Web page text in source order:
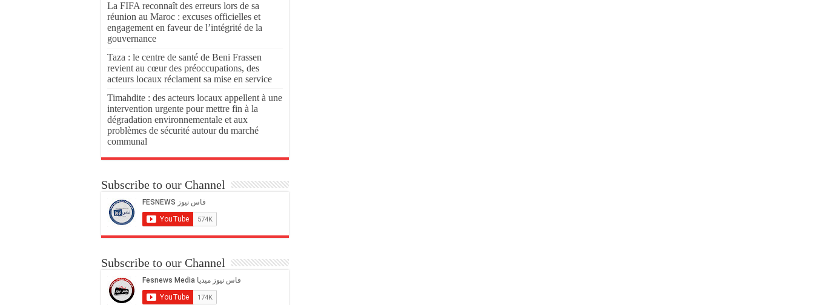
La FIFA reconnaît des erreurs lors de sa
réunion au Maroc : excuses officielles et
engagement en faveur de l’intégrité de la
gouvernance
Taza : le centre de santé de Beni Frassen
revient au cœur des préoccupations, des
acteurs locaux réclament sa mise en service
Timahdite : des acteurs locaux appellent à une
intervention urgente pour mettre fin à la
dégradation environnementale et aux
problèmes de sécurité autour du marché
communal
Subscribe to our Channel
Subscribe to our Channel